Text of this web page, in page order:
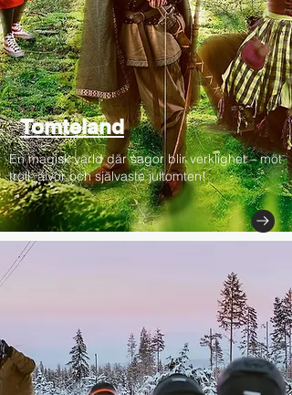
Tomteland
En magisk värld där sagor blir verklighet – möt
troll, älvor och självaste jultomten!